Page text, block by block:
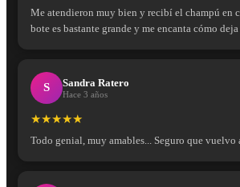
Me atendieron muy bien y recibí el champú en
bote es bastante grande y me encanta cómo deja
S Sandra Ratero
Hace 3 años
★★★★★
Todo genial, muy amables... Seguro que vuelvo